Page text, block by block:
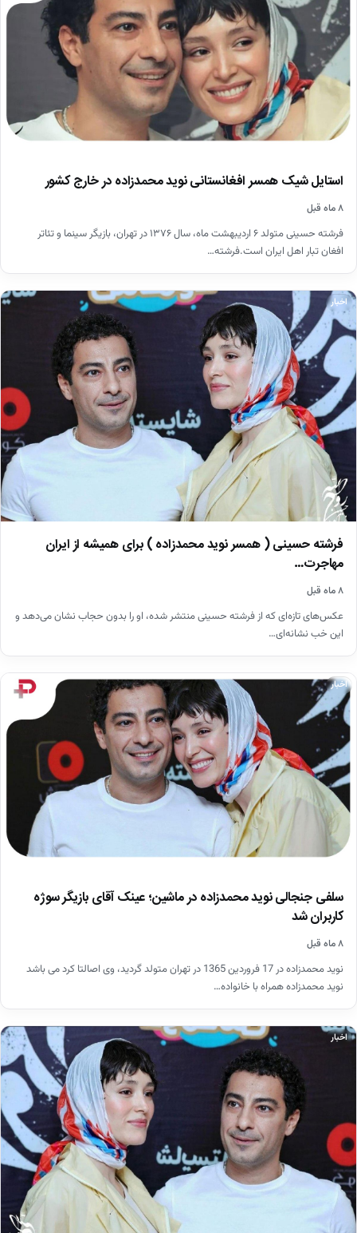
استایل شیک همسر افغانستانی نوید محمدزاده در خارج کشور
۸ ماه قبل
فرشته حسینی متولد ۶ اردیبهشت ماه، سال ۱۳۷۶ در تهران، بازیگر سینما و تئاتر
افغان‌ تبار اهل ایران است.فرشته…
اخبار
فرشته حسینی ( همسر نوید محمدزاده ) برای همیشه از ایران
مهاجرت…
۸ ماه قبل
عکس‌های تازه‌ای که از فرشته حسینی منتشر شده، او را بدون حجاب نشان می‌دهد و
این خب نشانه‌ای…
اخبار
سلفی جنجالی نوید محمدزاده در ماشین؛ عینک آقای بازیگر سوژه
کاربران شد
۸ ماه قبل
نوید محمدزاده در 17 فروردین 1365 در تهران متولد گردید، وی اصالتا کرد می باشد
نوید محمدزاده همراه با خانواده…
اخبار